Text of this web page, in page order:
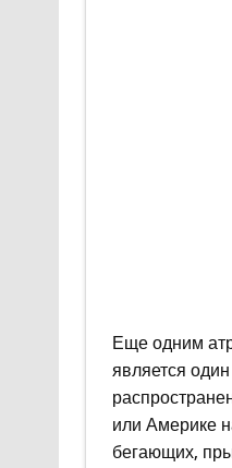
Еще одним
является
или Америке
бегающих,